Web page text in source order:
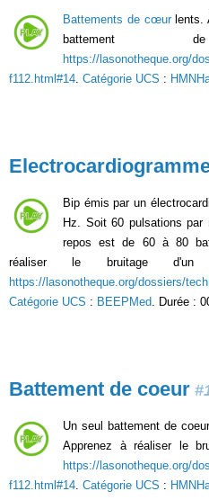
Battements de cœurlents.
https://lasonotheque.org/
f112.html#14. Catégorie UCS :
Bip émis par un
Hz. Soit 60 pulsations par
repos est de 60 à 80
réaliser le bruitage
https://lasonotheque.org/dossiers/
Catégorie UCS : BEEPMed . Durée :
Battement de coeur
Un seul battement de
Apprenez à réaliser le
https://lasonotheque.org/
f112.html#14 Catégorie UCS :